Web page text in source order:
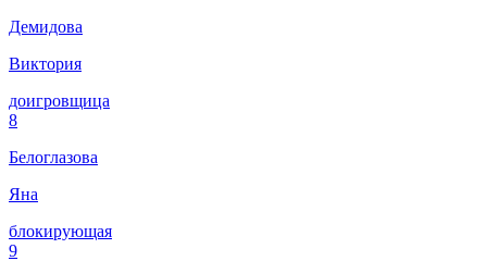
Демидова
Виктория
доигровщица
8
Белоглазова
Яна
блокирующая
9